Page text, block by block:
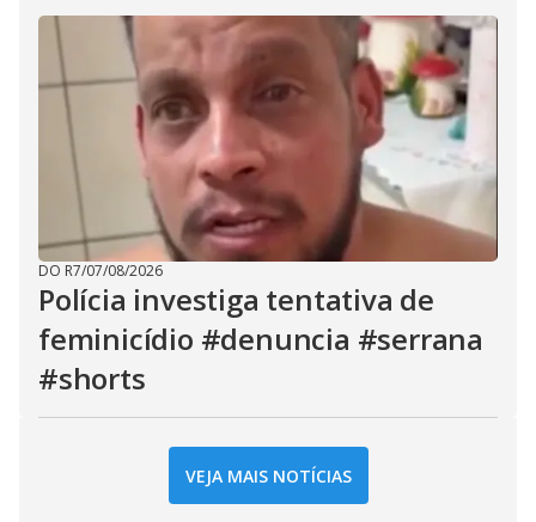
DO R7/07/08/2026
Polícia investiga tentativa de
feminicídio #denuncia #serrana
#shorts
VEJA MAIS NOTÍCIAS